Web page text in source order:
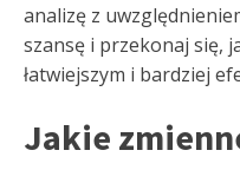
analizę z
szansę i przekonaj się,
łatwiejszym i bardziej
Jakie